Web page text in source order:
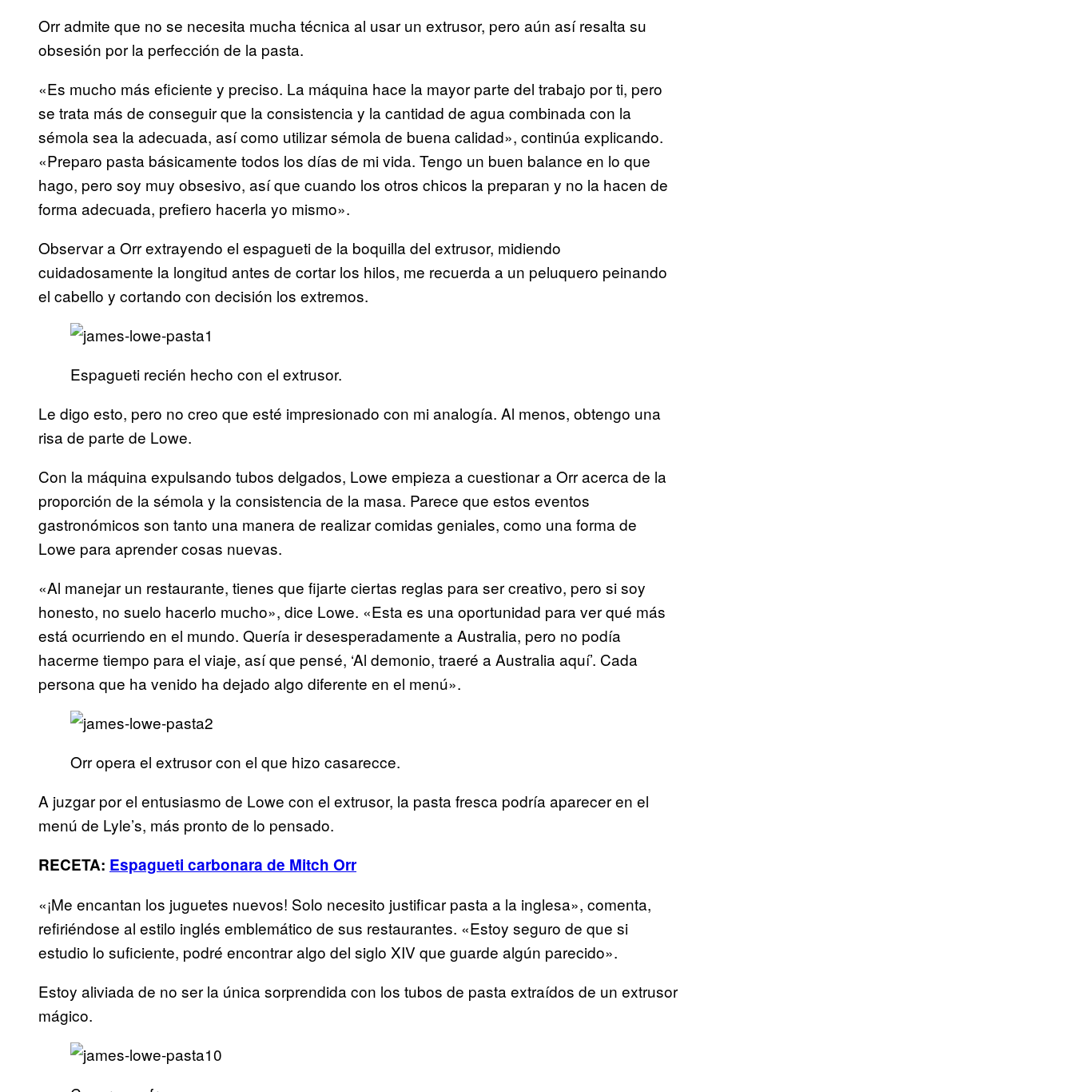
Orr admite que no se necesita mucha técnica al usar un extrusor, pero aún así resalta su
obsesión por la perfección de la pasta.
«Es mucho más eficiente y preciso. La máquina hace la mayor parte del trabajo por ti, pero
se trata más de conseguir que la consistencia y la cantidad de agua combinada con la
sémola sea la adecuada, así como utilizar sémola de buena calidad», continúa explicando.
«Preparo pasta básicamente todos los días de mi vida. Tengo un buen balance en lo que
hago, pero soy muy obsesivo, así que cuando los otros chicos la preparan y no la hacen de
forma adecuada, prefiero hacerla yo mismo».
Observar a Orr extrayendo el espagueti de la boquilla del extrusor, midiendo
cuidadosamente la longitud antes de cortar los hilos, me recuerda a un peluquero peinando
el cabello y cortando con decisión los extremos.
Espagueti recién hecho con el extrusor.
Le digo esto, pero no creo que esté impresionado con mi analogía. Al menos, obtengo una
risa de parte de Lowe.
Con la máquina expulsando tubos delgados, Lowe empieza a cuestionar a Orr acerca de la
proporción de la sémola y la consistencia de la masa. Parece que estos eventos
gastronómicos son tanto una manera de realizar comidas geniales, como una forma de
Lowe para aprender cosas nuevas.
«Al manejar un restaurante, tienes que fijarte ciertas reglas para ser creativo, pero si soy
honesto, no suelo hacerlo mucho», dice Lowe. «Esta es una oportunidad para ver qué más
está ocurriendo en el mundo. Quería ir desesperadamente a Australia, pero no podía
hacerme tiempo para el viaje, así que pensé, ‘Al demonio, traeré a Australia aquí’. Cada
persona que ha venido ha dejado algo diferente en el menú».
Orr opera el extrusor con el que hizo casarecce.
A juzgar por el entusiasmo de Lowe con el extrusor, la pasta fresca podría aparecer en el
menú de Lyle’s, más pronto de lo pensado.
RECETA: Espagueti carbonara de Mitch Orr
«¡Me encantan los juguetes nuevos! Solo necesito justificar pasta a la inglesa», comenta,
refiriéndose al estilo inglés emblemático de sus restaurantes. «Estoy seguro de que si
estudio lo suficiente, podré encontrar algo del siglo XIV que guarde algún parecido».
Estoy aliviada de no ser la única sorprendida con los tubos de pasta extraídos de un extrusor
mágico.